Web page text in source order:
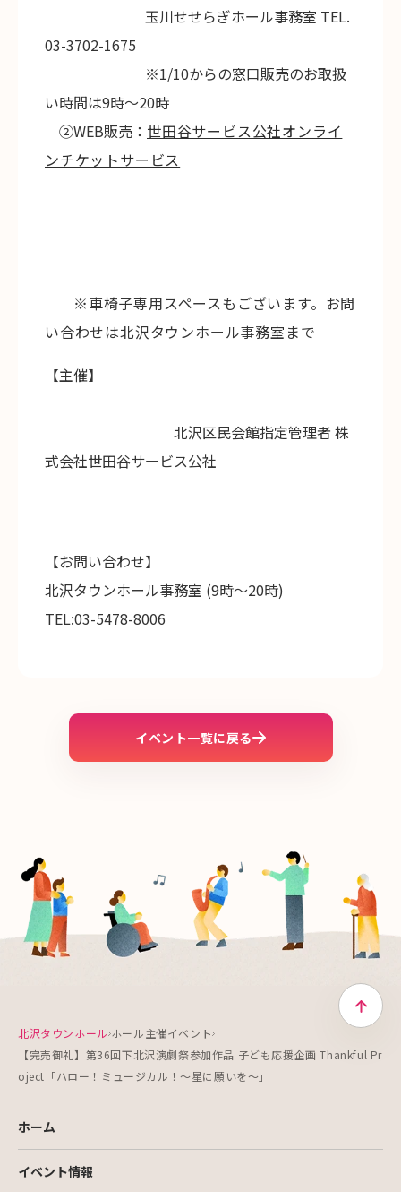
玉川せせらぎホール事務室 TEL.
03-3702-1675
※1/10からの窓口販売のお取扱
い時間は9時～20時
②WEB販売： 世田谷サービス公社オンライ
ンチケットサービス
※車椅子専用スペースもございます。お問
い合わせは北沢タウンホール事務室まで
【主催】
北沢区民会館指定管理者 株
式会社世田谷サービス公社
【お問い合わせ】
北沢タウンホール事務室 (9時～20時)
TEL:03-5478-8006
イベント一覧に戻る
北沢タウンホール ホール主催イベント
【完売御礼】第36回下北沢演劇祭参加作品 子ども応援企画 Thankful Pr
oject「ハロー！ミュージカル！〜星に願いを〜」
ホーム
イベント情報
トッ